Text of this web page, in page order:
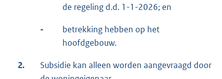
de regeling d.d. 1-1-2026; en
-
betrekking hebben op het
hoofdgebouw.
2.
Subsidie kan alleen worden aangevraagd door